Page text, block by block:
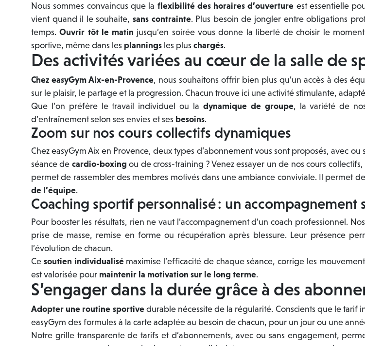
Nous sommes convaincus que la flexibilité des horaires d’ouverture est essentielle
vient quand il le souhaite,sans contrainte. Plus besoin de jongler entre obligations
temps. Ouvrir tôt le matin jusqu’en soirée vous donne la liberté de choisir le
sportive, même dans les plannings les pluschargés.
Des activités variées au cœur de la salle de
Chez easyGym Aix-en-Provence, nous souhaitons offrir bien plus qu’un accès à des
sur le plaisir, le partage et la progression. Chacun trouve ici une activité stimulante,
Que l’on préfère le travail individuel ou la dynamique de groupe, la variété de
d’entraînement selon ses envies et ses besoins.
Zoom sur nos cours collectifs dynamiques
Chez easyGym Aix en Provence, deux types d’abonnement vous sont proposés, avec
séance de cardio-boxing ou de cross-training ? Venez essayer un de nos cours
permet de rassembler des membres motivés dans une ambiance conviviale. Il permet
de l’équipe.
Coaching sportif personnalisé : un accompagnement
Pour booster les résultats, rien ne vaut l’accompagnement d’un coach professionnel.
prise de masse, remise en forme ou récupération après blessure. Leur présence
l’évolution de chacun.
Ce soutien individualisémaximise l’efficacité de chaque séance, corrige les
est valorisée pour maintenir la motivation sur le long terme.
S’engager dans la durée grâce à des
Adopter une routine sportivedurable nécessite de la régularité. Conscients que le tarif
easyGym des formules à la carte adaptée au besoin de chacun, pour un jour ou une
Notre grille transparente de tarifs et d’abonnements, avec ou sans engagement,